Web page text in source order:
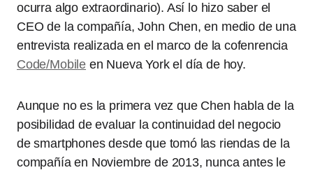
ocurra algo extraordinario). Así lo hizo saber el
CEO de la compañía, John Chen, en medio de una
entrevista realizada en el marco de la cofenrencia
Code/Mobile en Nueva York el día de hoy.
Aunque no es la primera vez que Chen habla de la
posibilidad de evaluar la continuidad del negocio
de smartphones desde que tomó las riendas de la
compañía en Noviembre de 2013, nunca antes le